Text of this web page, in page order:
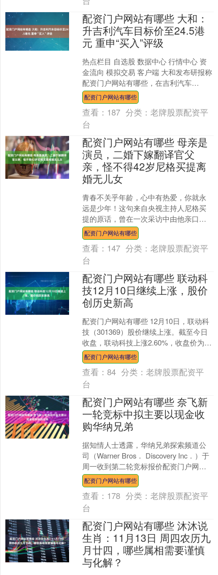
配资门户网站有哪些 大和：
升吉利汽车目标价至24.5港
元 重申“买入”评级
热点栏目 自选股 数据中心 行情中心 资
金流向 模拟交易 客户端 大和发布研报称
配资门户网站有哪些，在吉利汽车
（00175）公布上半年业绩后，更新对其
估值模型。....
配资门户网站有哪些
查看： 187 分类：老牌股票配资平
台
配资门户网站有哪些 母亲是
演员，二婚下嫁翻译官父
亲，怪不得42岁尼格买提离
婚无儿女
青春不关乎年龄，心中有热爱，你就永
远是少年！这句来自央视主持人尼格买
提的原话，曾在一次采访中由他亲口道
出。镜头前，他总是带着灿烂的笑容配
资门户网站有哪些，如同温....
配资门户网站有哪些
查看： 147 分类：老牌股票配资平
台
配资门户网站有哪些 联动科
技12月10日继续上涨，股价
创历史新高
配资门户网站有哪些 12月10日，联动科
技（301369）股价继续上涨。截至今日
收盘，联动科技上涨2.60%，收盘价为
116.95元，盘中股价最高触及120.0....
配资门户网站有哪些
查看：84 分类：老牌股票配资平
台
配资门户网站有哪些 奈飞新
一轮竞标中拟主要以现金收
购华纳兄弟
据知情人士透露，华纳兄弟探索频道公
司（Warner Bros． Discovery Inc．）于
周一收到第二轮竞标报价配资门户网站
有哪些，其中包括奈飞公司（Ne....
配资门户网站有哪些
查看： 178 分类：老牌股票配资平
台
配资门户网站有哪些 沐沐说
生肖：11月13日 周四农历九
月廿四，哪些属相需要谨慎
与化解？